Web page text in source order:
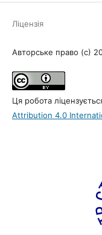
Ліцензія
Авторське право (c)
Ця робота
Attribution 4.0